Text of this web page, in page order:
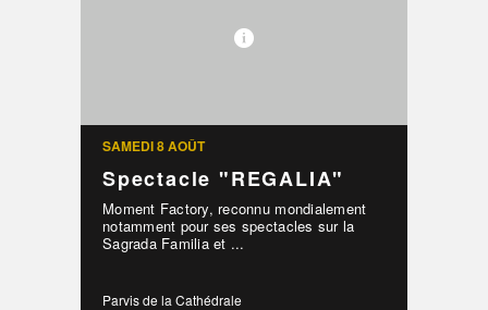
SAMEDI 8 AOÛT
Spectacle "REGALIA"
Moment Factory, reconnu mondialement
notamment pour ses spectacles sur la
Sagrada Familia et ...
Parvis de la Cathédrale